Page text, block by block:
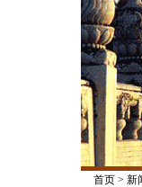
首页> 新